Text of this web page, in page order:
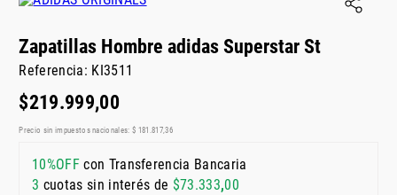
Zapatillas Hombre adidas Superstar St
Referencia: KI3511
$219.999,00
Precio sin impuestos nacionales: $ 181 817,36
10%OFFcon Transferencia Bancaria
3 cuotas sin interés de $73.333,00